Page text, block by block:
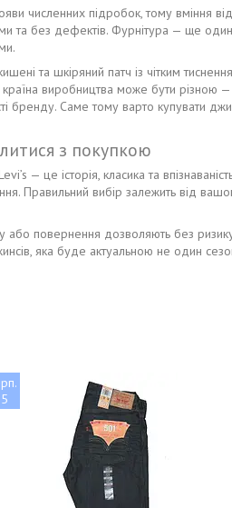
численних підробок, тому вміння
та без дефектів. Фурнітура — ще
та шкіряний патч із чітким
виробництва може бути різною
Саме тому варто купувати
з покупкою
— це історія, класика та
Правильний вибір залежить від
повернення дозволяють без
яка буде актуальною не один